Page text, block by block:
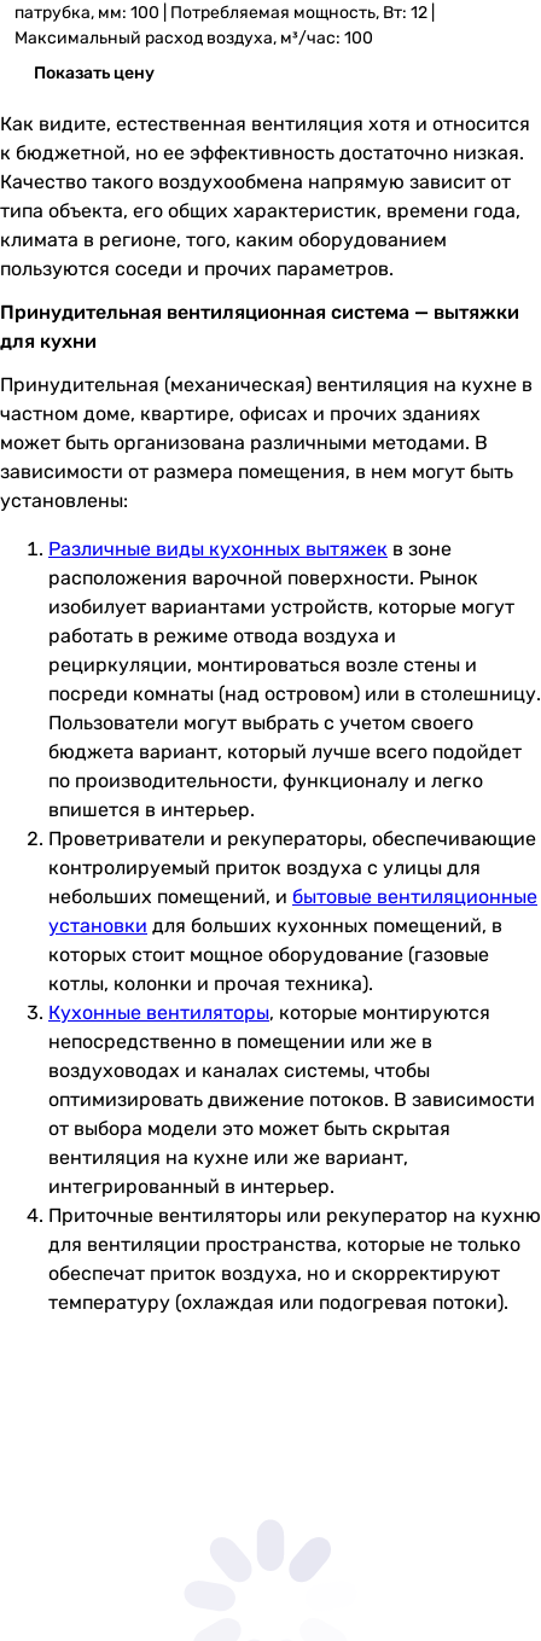
патрубка, мм: 100 | Потребляемая мощность, Вт: 12 |
Максимальный расход воздуха, м³/час: 100
Показать цену
Как видите, естественная вентиляция хотя и относится
к бюджетной, но ее эффективность достаточно низкая.
Качество такого воздухообмена напрямую зависит от
типа объекта, его общих характеристик, времени года,
климата в регионе, того, каким оборудованием
пользуются соседи и прочих параметров.
Принудительная вентиляционная система — вытяжки
для кухни
Принудительная (механическая) вентиляция на кухне в
частном доме, квартире, офисах и прочих зданиях
может быть организована различными методами. В
зависимости от размера помещения, в нем могут быть
установлены:
Различные виды кухонных вытяжек в зоне
расположения варочной поверхности. Рынок
изобилует вариантами устройств, которые могут
работать в режиме отвода воздуха и
рециркуляции, монтироваться возле стены и
посреди комнаты (над островом) или в столешницу.
Пользователи могут выбрать с учетом своего
бюджета вариант, который лучше всего подойдет
по производительности, функционалу и легко
впишется в интерьер.
Проветриватели и рекуператоры, обеспечивающие
контролируемый приток воздуха с улицы для
небольших помещений, и бытовые вентиляционные
установки для больших кухонных помещений, в
которых стоит мощное оборудование (газовые
котлы, колонки и прочая техника).
Кухонные вентиляторы, которые монтируются
непосредственно в помещении или же в
воздуховодах и каналах системы, чтобы
оптимизировать движение потоков. В зависимости
от выбора модели это может быть скрытая
вентиляция на кухне или же вариант,
интегрированный в интерьер.
Приточные вентиляторы или рекуператор на кухню
для вентиляции пространства, которые не только
обеспечат приток воздуха, но и скорректируют
температуру (охлаждая или подогревая потоки).